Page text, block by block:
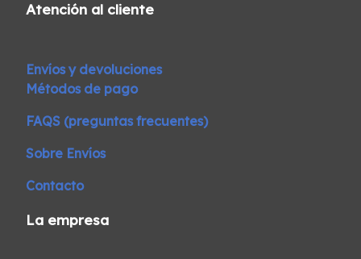
Atención al cliente
Envíos y devoluciones
Métodos de pago
FAQS (preguntas frecuentes)
Sobre Envíos
Contacto
La empresa